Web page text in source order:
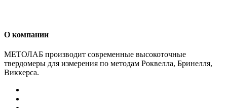
О компании
МЕТОЛАБ производит современные высокоточные
твердомеры для измерения по методам Роквелла, Бринелля,
Виккерса.